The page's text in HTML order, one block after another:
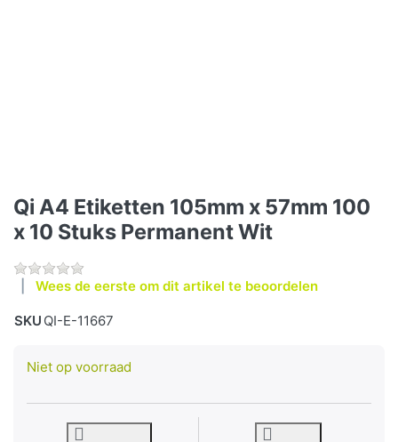
Qi A4 Etiketten 105mm x 57mm 100
x 10 Stuks Permanent Wit
Wees de eerste om dit artikel te beoordelen
SKU QI-E-11667
Niet op voorraad